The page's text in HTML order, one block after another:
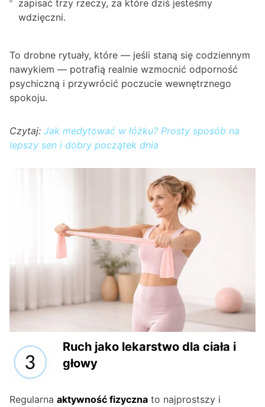
zapisać trzy rzeczy, za które dziś jesteśmy
wdzięczni.
To drobne rytuały, które — jeśli staną się codziennym
nawykiem — potrafią realnie wzmocnić odporność
psychiczną i przywrócić poczucie wewnętrznego
spokoju.
Czytaj: Jak medytować w łóżku? Prosty sposób na
lepszy sen i dobry początek dnia
Ruch jako lekarstwo dla ciała i
głowy
Regularna aktywność fizyczna to najprostszy i